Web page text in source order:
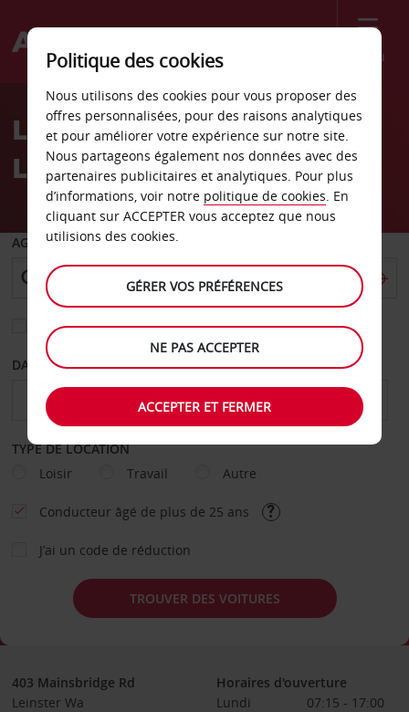
Menu
Welcome
AvisLocation de voiture
Leinster
AGENCE DE DÉPART
Sélectionnez une autre agence de retour
DATE DE DÉPART DATE DE RETOUR
TYPE DE LOCATION
Loisir
Travail Autre
Conducteur âgé de plus de 25 ans
J’ai un code de réduction
TROUVER DES VOITURES
403 Mainsbridge Rd
Leinster Wa
Horaires d'ouverture
Lundi
07:15 - 17:00
Politique des cookies
Nous utilisons des cookies pour vous proposer des
offres personnalisées, pour des raisons analytiques
et pour améliorer votre expérience sur notre site.
Nous partageons également nos données avec des
partenaires publicitaires et analytiques. Pour plus
d’informations, voir notre politique de cookies. En
cliquant sur ACCEPTER vous acceptez que nous
utilisions des cookies.
GÉRER VOS PRÉFÉRENCES
NE PAS ACCEPTER
ACCEPTER ET FERMER